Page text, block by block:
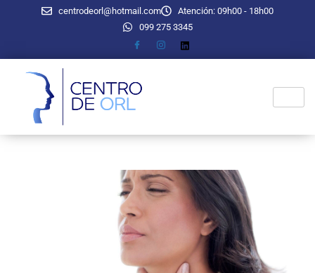
centrodeorl@hotmail.com
Atención: 09h00 - 18h00
099 275 3345